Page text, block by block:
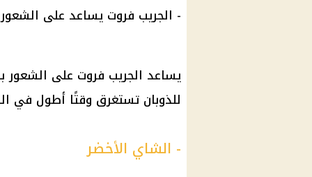
- الجريب فروت يساعد على
يساعد الجريب فروت على الشعور
للذوبان تستغرق وقتًا أطول في
- الشاي الأخضر